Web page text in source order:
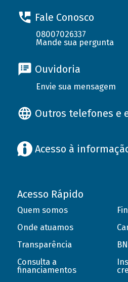
Fale Conosco
08007026337
Mande sua pergunta
Ouvidoria
Envie sua mensagem
Outros telefones e
Acesso à
Acesso Rápido
Quem somos
Onde atuamos
Transparência
Consulta a
financiamentos